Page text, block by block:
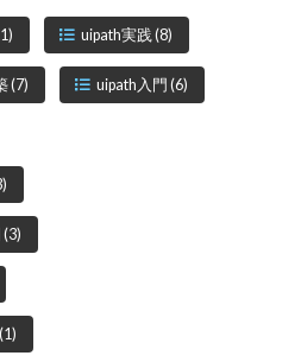
uipath実践(8)
(7) uipath入門(6)
(3)
(1)